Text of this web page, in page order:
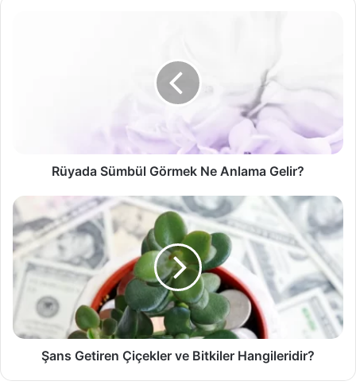
Rüyada Sümbül Görmek Ne Anlama Gelir?
Şans
Getiren
Çiçekler
ve
Bitkiler
Hangileridir?
Şans Getiren Çiçekler ve Bitkiler Hangileridir?